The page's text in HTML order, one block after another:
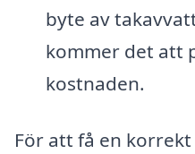
byte av
kommer det att
kostnaden.
För att få en